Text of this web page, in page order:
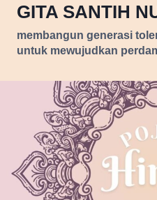
GITA SANTIH
membangun generasi
untuk mewujudkan